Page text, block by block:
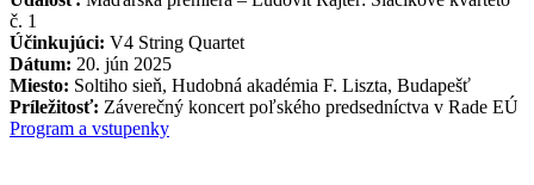
č. 1
Účinkujúci: V4 String Quartet
Dátum: 20. jún 2025
Miesto: Soltiho sieň, Hudobná akadémia F. Liszta, Budapešť
Príležitosť: Záverečný koncert poľského predsedníctva v Rade EÚ
Program a vstupenky